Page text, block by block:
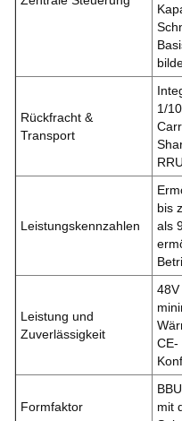
Rückfracht &
Transport
1/
Leistungskennzahlen
bis
als
Leistung und
Zuverlässigkeit
CE-
Formfaktor
mit